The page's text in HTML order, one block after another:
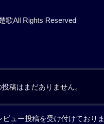
歌All Rights Reserved
稿はまだありません。
ビュー投稿を受け付けており